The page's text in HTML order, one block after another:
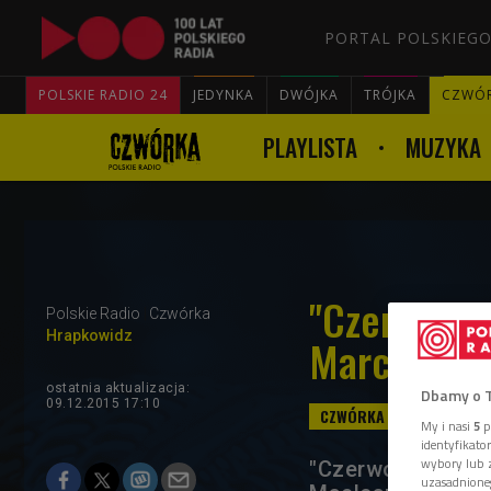
PORTAL
POLSKIE RADIO 24 JEDYNKA DWÓJKA TRÓJKA
PLAYLISTA MUZYKA
Polskie Radio
Czwórka
Hrapkowidz
Marcin
ostatnia aktualizacja:
09.12.2015 17:10
"Czerwony
Dbamy o
My i nasi 5
wybory lub